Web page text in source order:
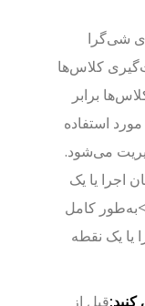
شی‌گرا
کلاس‌ها
برابر
استفاده
می‌شود.
اجرا یا یک
کامل
یک نقطه
قبل از